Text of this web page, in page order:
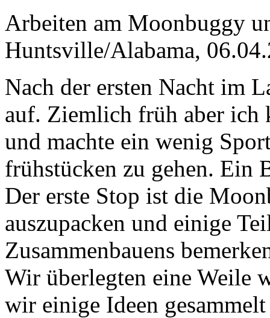
Arbeiten am Moonbuggy
Huntsville/Alabama,
Nach der ersten Nacht im
auf. Ziemlich früh aber ich
und machte ein wenig
frühstücken zu gehen. Ein
Der erste Stop ist die
auszupacken und einige
Zusammenbauens
Wir überlegten eine Weile
wir einige Ideen